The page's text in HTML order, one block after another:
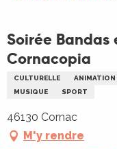
Soirée Bandas
Cornacopia
CULTURELLE ANIMATION
MUSIQUE
SPORT
46130 Cornac
M'y rendre